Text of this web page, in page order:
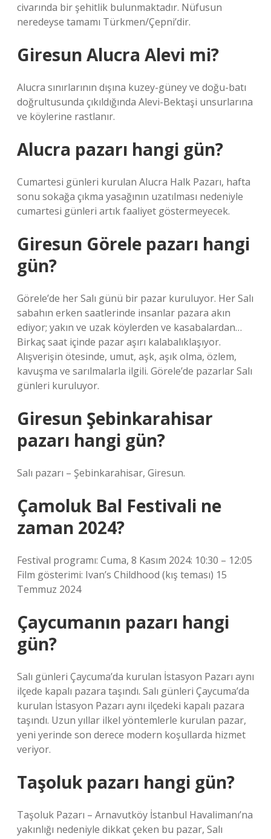
civarında bir şehitlik bulunmaktadır. Nüfusun
neredeyse tamamı Türkmen/Çepni’dir.
Giresun Alucra Alevi mi?
Alucra sınırlarının dışına kuzey-güney ve doğu-batı
doğrultusunda çıkıldığında Alevi-Bektaşi unsurlarına
ve köylerine rastlanır.
Alucra pazarı hangi gün?
Cumartesi günleri kurulan Alucra Halk Pazarı, hafta
sonu sokağa çıkma yasağının uzatılması nedeniyle
cumartesi günleri artık faaliyet göstermeyecek.
Giresun Görele pazarı hangi
gün?
Görele’de her Salı günü bir pazar kuruluyor. Her Salı
sabahın erken saatlerinde insanlar pazara akın
ediyor; yakın ve uzak köylerden ve kasabalardan…
Birkaç saat içinde pazar aşırı kalabalıklaşıyor.
Alışverişin ötesinde, umut, aşk, aşık olma, özlem,
kavuşma ve sarılmalarla ilgili. Görele’de pazarlar Salı
günleri kuruluyor.
Giresun Şebinkarahisar
pazarı hangi gün?
Salı pazarı – Şebinkarahisar, Giresun.
Çamoluk Bal Festivali ne
zaman 2024?
Festival programı: Cuma, 8 Kasım 2024: 10:30 – 12:05
Film gösterimi: Ivan’s Childhood (kış teması) 15
Temmuz 2024
Çaycumanın pazarı hangi
gün?
Salı günleri Çaycuma’da kurulan İstasyon Pazarı aynı
ilçede kapalı pazara taşındı. Salı günleri Çaycuma’da
kurulan İstasyon Pazarı aynı ilçedeki kapalı pazara
taşındı. Uzun yıllar ilkel yöntemlerle kurulan pazar,
yeni yerinde son derece modern koşullarda hizmet
veriyor.
Taşoluk pazarı hangi gün?
Taşoluk Pazarı – Arnavutköy İstanbul Havalimanı’na
yakınlığı nedeniyle dikkat çeken bu pazar, Salı